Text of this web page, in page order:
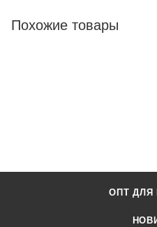
Похожие товары
ОПТ ДЛЯ